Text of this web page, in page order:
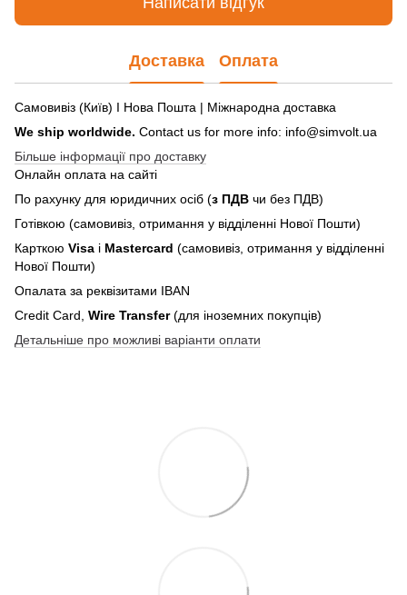
Доставка Оплата
Самовивіз (Київ) І Нова Пошта | Міжнародна доставка
We ship worldwide. Contact us for more info: info@simvolt.ua
Більше інформації про доставку
Онлайн оплата на сайті
По рахунку для юридичних осіб (з ПДВ чи без ПДВ)
Готівкою (самовивіз, отримання у відділенні Нової Пошти)
Карткою Visa і Mastercard (самовивіз, отримання у відділенні
Нової Пошти)
Опалата за реквізитами IBAN
Credit Card, Wire Transfer(для іноземних покупців)
Детальніше про можливі варіанти оплати